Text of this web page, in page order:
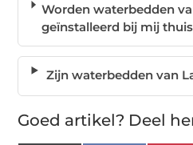
Worden waterbedden
geïnstalleerd bij mij
Zijn waterbedden van
Goed artikel? Deel